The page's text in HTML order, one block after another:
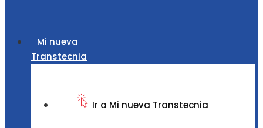
Mi nueva
Transtecnia
Ir a Mi nueva Transtecnia